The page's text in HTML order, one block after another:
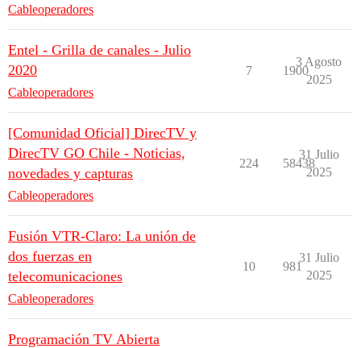
Cableoperadores
Entel - Grilla de canales - Julio
2020
Cableoperadores
7 1900
3 Agosto
2025
[Comunidad Oficial] DirecTV y
DirecTV GO Chile - Noticias,
novedades y capturas
Cableoperadores
224 58438
31 Julio
2025
Fusión VTR-Claro: La unión de
dos fuerzas en
telecomunicaciones
Cableoperadores
10 981
31 Julio
2025
Programación TV Abierta